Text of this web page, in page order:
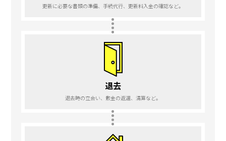
更新に必要な書類の準備、手続代行、更新料入金の確認など。
退去
退去時の立会い、敷金の返還、清算など。